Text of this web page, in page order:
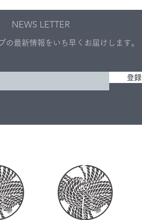
NEWS LETTER
の最新情報をいち早くお届けします。
登録